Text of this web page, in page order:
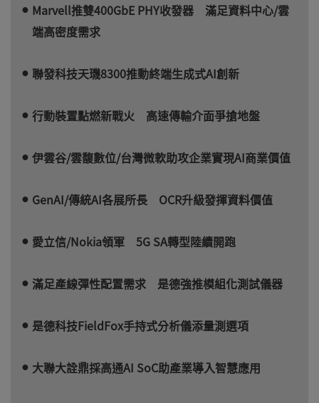
Marvell推雙400GbE PHY收發器 滿足資料中心/雲
端高密度需求
聯發科技天璣8300推動終端生成式AI創新
行動裝置點燃新戰火 高速傳輸介面爭搶地盤
伊雲谷/雲馥數位/台灣微軟助攻企業實現AI商業價值
GenAI/傳統AI各展所長 OCR升級發揮資料價值
愛立信/Nokia領軍 5G SA轉型陸續開跑
滿足產線彈性配置需求 是德強推模組化測試儀器
是德科技FieldFox手持式分析儀添量測選項
大聯大詮鼎採高通AI SoC助產業導入智慧應用